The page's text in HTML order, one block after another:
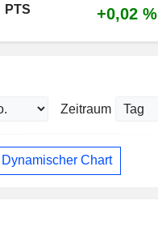
PTS +0,02 %
Zeitraum
Chart